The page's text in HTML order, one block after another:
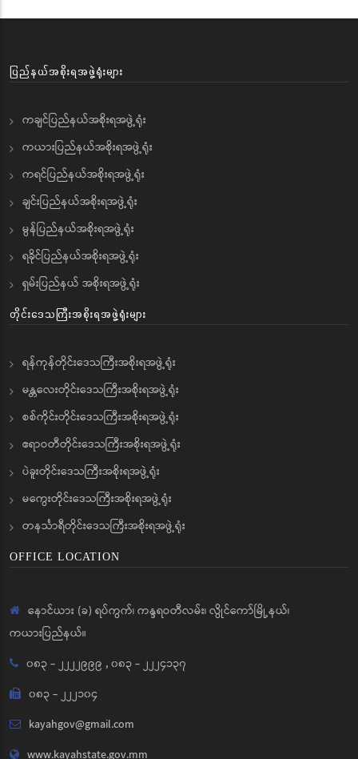
ပြည်နယ်အစိုးရအဖွဲ့ရုံးများ
ကချင်ပြည်နယ်အစိုးရအဖွဲ့ရုံး
ကယားပြည်နယ်အစိုးရအဖွဲ့ရုံး
ကရင်ပြည်နယ်အစိုးရအဖွဲ့ရုံး
ချင်းပြည်နယ်အစိုးရအဖွဲ့ရုံး
မွန်ပြည်နယ်အစိုးရအဖွဲ့ရုံး
ရခိုင်ပြည်နယ်အစိုးရအဖွဲ့ရုံး
ရှမ်းပြည်နယ် အစိုးရအဖွဲ့ရုံး
တိုင်းဒေသကြီးအစိုးရအဖွဲ့ရုံးများ
ရန်ကုန်တိုင်းဒေသကြီးအစိုးရအဖွဲ့ရုံး
မန္တလေးတိုင်းဒေသကြီးအစိုးရအဖွဲ့ရုံး
စစ်ကိုင်းတိုင်းဒေသကြီးအစိုးရအဖွဲ့ရုံး
ဧရာဝတီတိုင်းဒေသကြီးအစိုးရအဖွဲ့ရုံး
ပဲခူးတိုင်းဒေသကြီးအစိုးရအဖွဲ့ရုံး
မကွေးတိုင်းဒေသကြီးအစိုးရအဖွဲ့ရုံး
တနင်္သာရီတိုင်းဒေသကြီးအစိုးရအဖွဲ့ရုံး
OFFICE LOCATION
နောင်ယား (ခ) ရပ်ကွက်၊ ကန္ဒရဝတီလမ်း၊ လွိုင်ကော်မြို့နယ်၊
ကယားပြည်နယ်။
၀၈၃ - ၂၂၂၂၉၉၉ ,၀၈၃ - ၂၂၂၄၁၃၇
၀၈၃ - ၂၂၂၁၀၄
kayahgov@gmail.com
www.kayahstate.gov.mm